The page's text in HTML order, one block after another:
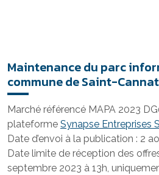
Maintenance du parc
commune de Saint-Cannat
Marché référencé MAPA 2023
plateforme Synapse Entreprises
Date d’envoi à la publication : 2
Date limite de réception des
septembre 2023 à 13h,